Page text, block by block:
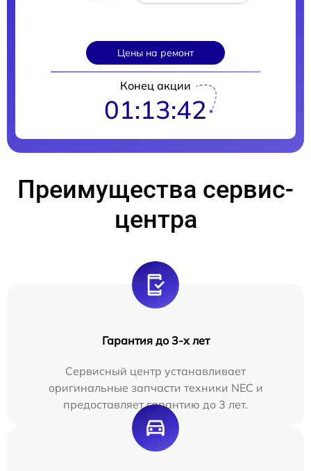
Цены на ремонт
Конец акции
01:13:41
Преимущества сервис-
центра
Гарантия до 3-х лет
Сервисный центр устанавливает
оригинальные запчасти техники NEC и
предоставляет гарантию до 3 лет.